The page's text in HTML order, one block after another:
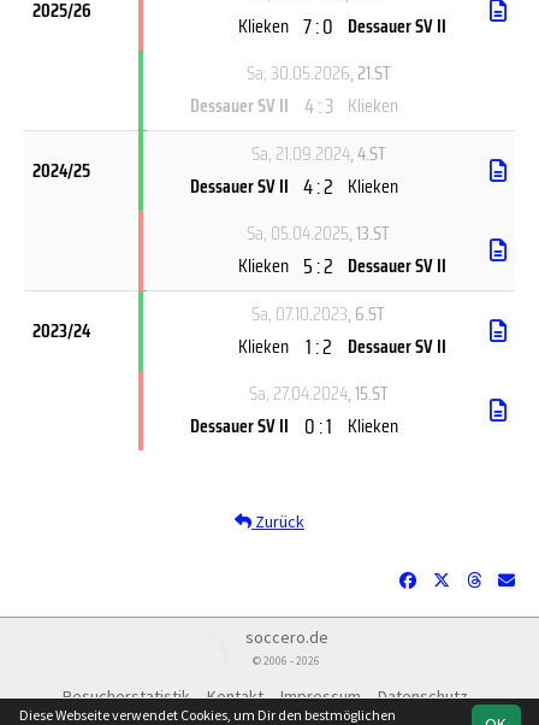
2025/26
Klieken 7 : 0 Dessauer SV II
Sa, 30.05.2026, 21.ST
Dessauer SV II 4 : 3 Klieken
2024/25
Sa, 21.09.2024, 4.ST
Dessauer SV II 4 : 2 Klieken
Sa, 05.04.2025, 13.ST
Klieken 5 : 2 Dessauer SV II
2023/24
Sa, 07.10.2023, 6.ST
Klieken 1 : 2 Dessauer SV II
Sa, 27.04.2024, 15.ST
Dessauer SV II 0 : 1 Klieken
Zurück
soccero.de
© 2006 - 2026
Besucherstatistik Kontakt Impressum
Datenschutz
Diese Webseite verwendet Cookies, um Dir den bestmöglichen